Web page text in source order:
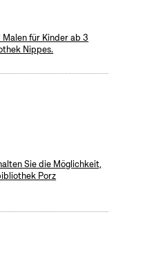
für Kinder ab 3
Nippes.
Sie die Möglichkeit,
Porz